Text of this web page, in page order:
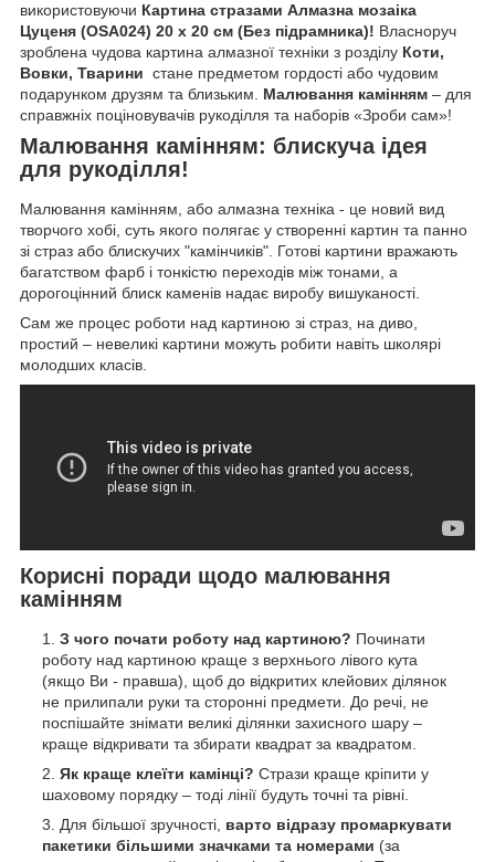
використовуючи Картина стразами Алмазна мозаіка
Цуценя (OSA024) 20 х 20 см (Без підрамника)! Власноруч
зроблена чудова картина алмазної техніки з розділу Коти,
Вовки, Тварини стане предметом гордості або чудовим
подарунком друзям та близьким. Малювання камінням – для
справжніх поціновувачів рукоділля та наборів «Зроби сам»!
Малювання камінням: блискуча ідея
для рукоділля!
Малювання камінням, або алмазна техніка - це новий вид
творчого хобі, суть якого полягає у створенні картин та панно
зі страз або блискучих "камінчиків". Готові картини вражають
багатством фарб і тонкістю переходів між тонами, а
дорогоцінний блиск каменів надає виробу вишуканості.
Сам же процес роботи над картиною зі страз, на диво,
простий – невеликі картини можуть робити навіть школярі
молодших класів.
Корисні поради щодо малювання
камінням
З чого почати роботу над картиною? Починати
роботу над картиною краще з верхнього лівого кута
(якщо Ви - правша), щоб до відкритих клейових ділянок
не прилипали руки та сторонні предмети. До речі, не
поспішайте знімати великі ділянки захисного шару –
краще відкривати та збирати квадрат за квадратом.
Як краще клеїти камінці? Стрази краще кріпити у
шаховому порядку – тоді лінії будуть точні та рівні.
Для більшої зручності, варто відразу промаркувати
пакетики більшими значками та номерами (за